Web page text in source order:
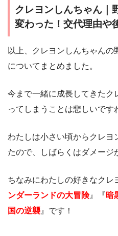
クレヨンしんちゃん｜
変わった！交代理由や
以上、クレヨンしんちゃん
についてまとめました。
今まで一緒に成長してきたク
ってしまうことは悲しいです
わたしは小さい頃からクレヨ
たので、しばらくはダメージ
ちなみにわたしの好きなクレ
ンダーランドの大冒険』『暗
国の逆襲 』です！